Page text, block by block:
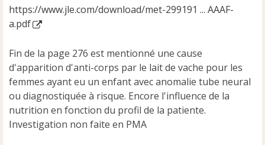
e
o
l
u
https://www.jle.com/download/met-299191 ... AAAF-
a.pdf
Fin de la page 276 est mentionné une cause
d'apparition d'anti-corps par le lait de vache pour les
femmes ayant eu un enfant avec anomalie tube neural
ou diagnostiquée à risque. Encore l'influence de la
nutrition en fonction du profil de la patiente.
Investigation non faite en PMA